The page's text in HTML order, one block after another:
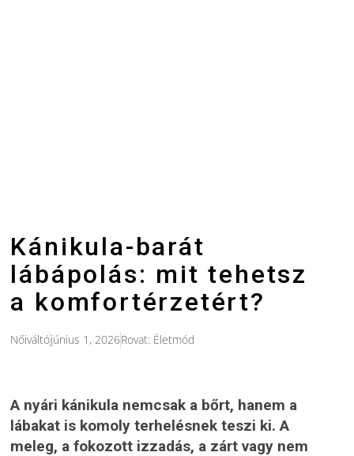
Kánikula-barát
lábápolás: mit tehetsz
a komfortérzetért?
Nőiváltójúnius 1, 2026Rovat: Életmód
A nyári kánikula nemcsak a bőrt, hanem a
lábakat is komoly terhelésnek teszi ki. A
meleg, a fokozott izzadás, a zárt vagy nem